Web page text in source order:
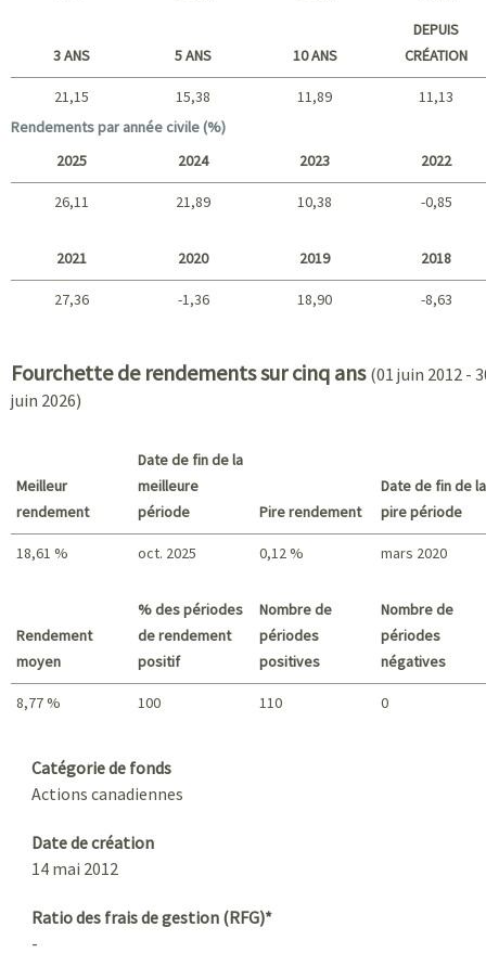
Long terme
3 ANS 5 ANS 10 ANS
DEPUIS
CRÉATION
21,15 15,38 11,89
11,13
Rendements par année civile (%)
2025 2024 2023 2022
26,11 21,89 10,38 -0,85
2021 2020 2019 2018
27,36 -1,36 18,90 -8,63
Fourchette de rendements sur cinq ans (01 juin 2012 -
juin 2026)
Meilleur
rendement
Date de fin de la
meilleure
période
Pire rendement
Date de fin de la
pire période
18,61 % oct. 2025 0,12 % mars 2020
Rendement
moyen
% des périodes
de rendement
positif
Nombre de
périodes
positives
Nombre de
périodes
négatives
8,77 % 100 110 0
Catégorie de fonds
Actions canadiennes
Date de création
14 mai 2012
Ratio des frais de gestion (RFG)*
-